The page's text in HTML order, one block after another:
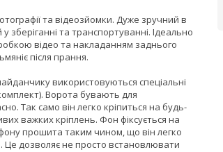
та відеозйомки. Дуже зручний в
зберіганні та транспортуванні. Ідеально
відео та накладанням заднього
після прання.
використовуються спеціальні
Ворота бувають для
Так само він легко кріпиться на будь-
важких кріплень. Фон фіксується на
прошита таким чином, що він легко
дозволяє не просто встановлювати